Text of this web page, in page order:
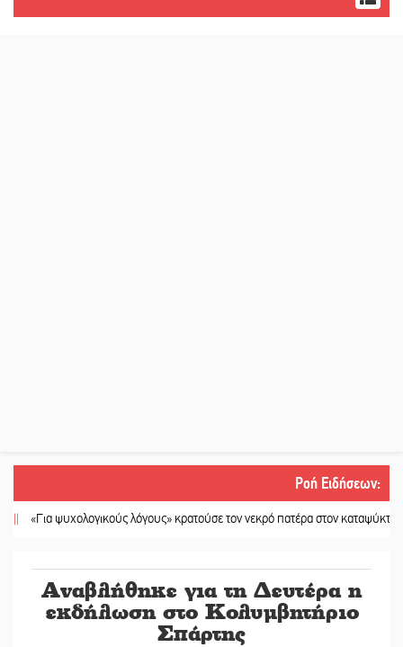
Ροή Ειδήσεων:
ψυχολογικούς λόγους» κρατούσε τον νεκρό πατέρα στον καταψύκτη ||
Αναβλήθηκε για τη Δευτέρα η
εκδήλωση στο Κολυμβητήριο
Σπάρτης